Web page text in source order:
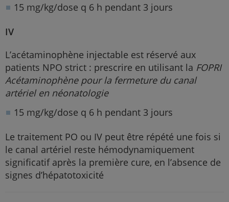
15 mg/kg/dose q 6 h pendant 3 jours
IV
L’acétaminophène injectable est réservé aux
patients NPO strict : prescrire en utilisant la FOPRI
Acétaminophène pour la fermeture du canal
artériel en néonatologie
15 mg/kg/dose q 6 h pendant 3 jours
Le traitement PO ou IV peut être répété une fois si
le canal artériel reste hémodynamiquement
significatif après la première cure, en l’absence de
signes d’hépatotoxicité